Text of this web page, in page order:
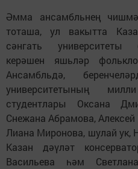
Әмма ансамбльнең
тоташа, ул вакытта
сәнгать университеты
керәшен яшьләр
Ансамбльдә,
университетының
студентлары Оксана
Снежана Абрамова,
Лиана Миронова, шулай ук,
Казан дәүләт
Васильева һәм